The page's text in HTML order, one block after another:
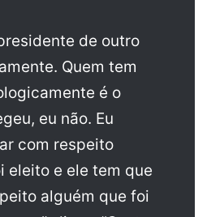
de outro
Quem tem
é o
eu não. Eu
com respeito
eleito e ele tem que
alguém que foi